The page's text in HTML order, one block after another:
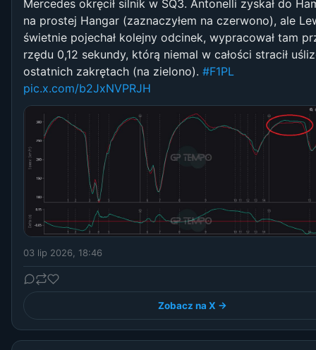
Mercedes okręcił silnik w SQ3. Antonelli zyskał do
na prostej Hangar (zaznaczyłem na czerwono), ale
świetnie pojechał kolejny odcinek, wypracował tam
rzędu 0,12 sekundy, którą niemal w całości stracił
ostatnich zakrętach (na zielono). #F1PL
pic.x.com/b2JxNVPRJH
03 lip 2026, 18:46
Zobacz na X →